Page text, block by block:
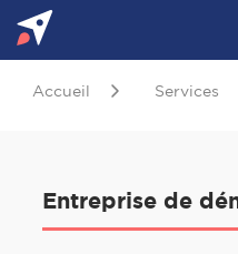
Accueil Services
Entreprise de